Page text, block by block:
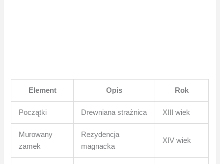
Element Opis Rok
Początki Drewniana strażnica XIII wiek
Murowany
zamek
Rezydencja
magnacka
XIV wiek